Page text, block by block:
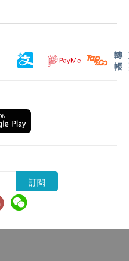
抗原
，需大概7個工作天跟
期六、日及公眾假期。
告時間，請參考其產品頁
中心
轉
帳
訂閱